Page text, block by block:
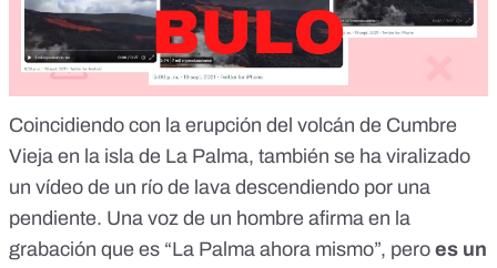
Coincidiendo con la erupción del volcán de Cumbre
Vieja en la isla de La Palma, también se ha viralizado
un vídeo de un río de lava descendiendo por una
pendiente. Una voz de un hombre afirma en la
grabación que es “La Palma ahora mismo”, pero es un